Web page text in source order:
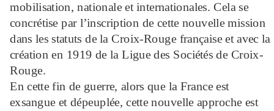
mobilisation, nationale et internationales. Cela se
concrétise par l’inscription de cette nouvelle mission
dans les statuts de la Croix-Rouge française et avec la
création en 1919 de la Ligue des Sociétés de Croix-
Rouge.
En cette fin de guerre, alors que la France est
exsangue et dépeuplée, cette nouvelle approche est